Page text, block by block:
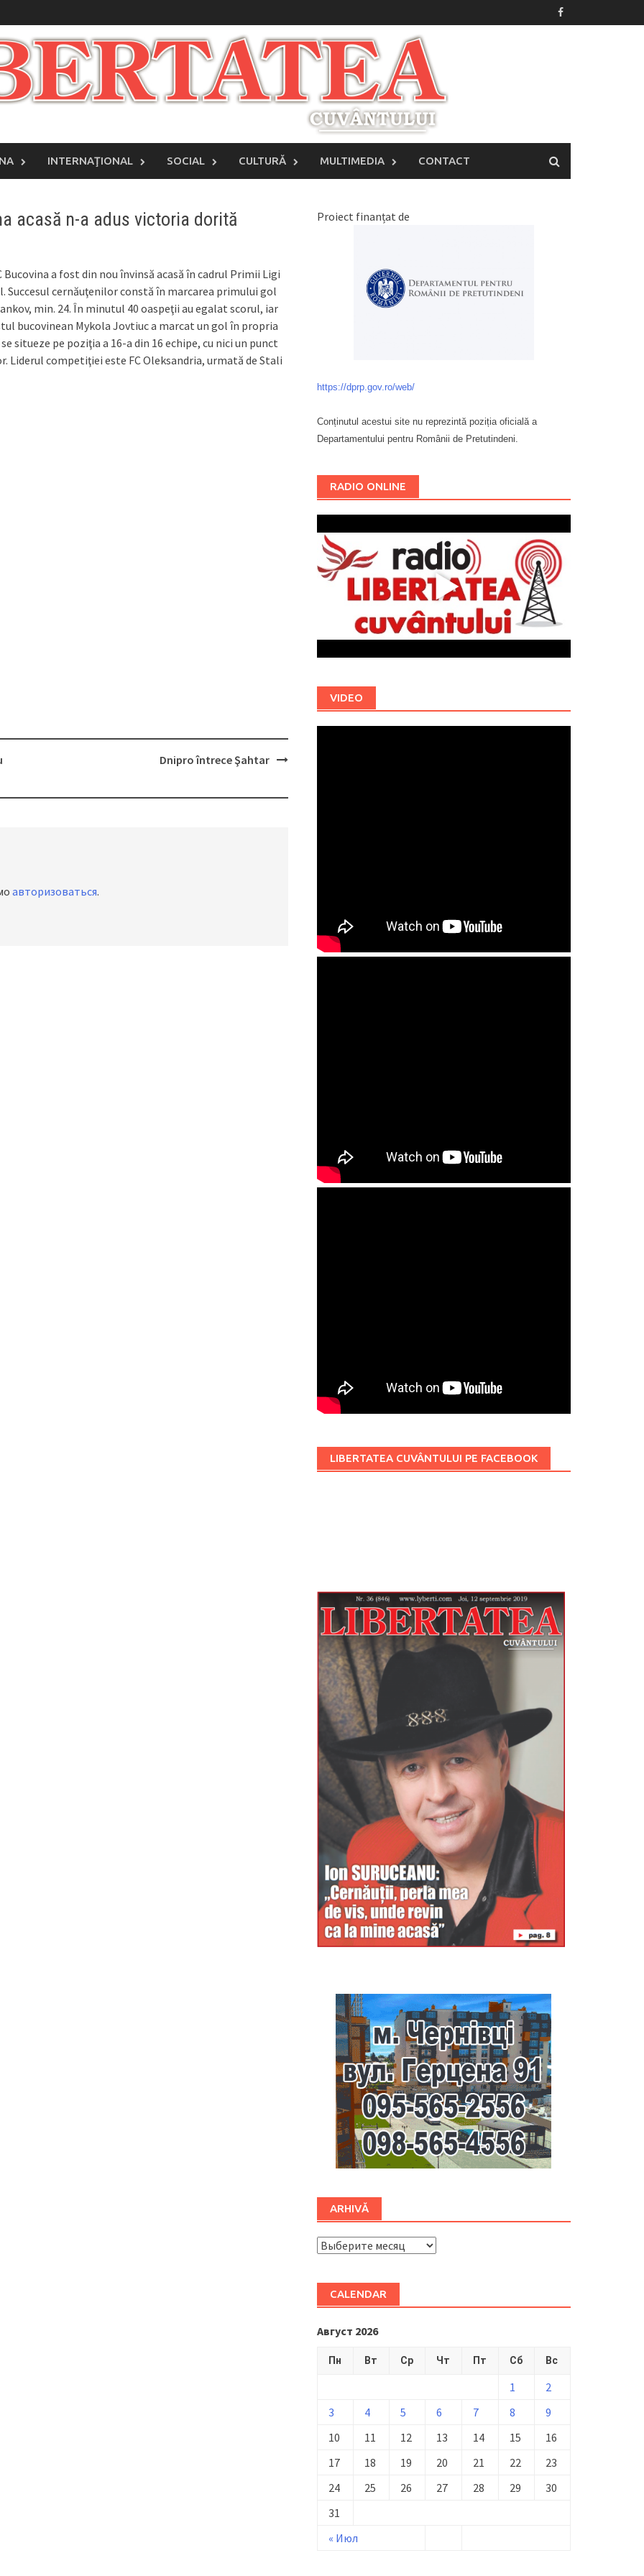
INTERNAŢIONAL SOCIAL CULTURĂ MULTIMEDIA CONTACT
acasă n-a adus victoria dorită
Bucovina a fost din nou învinsă acasă în cadrul Primii Ligi
Succesul cernăuţenilor constă în marcarea primului gol
min. 24. În minutul 40 oaspeţii au egalat scorul, iar
bucovinean Mykola Jovtiuc a marcat un gol în propria
situeze pe poziţia a 16-a din 16 echipe, cu nici un punct
Liderul competiţiei este FC Oleksandria, urmată de Stali
Dnipro întrece Şahtar
авторизоваться.
Proiect finanțat de
https://dprp.gov.ro/web/
Conținutul acestui site nu reprezintă poziția oficială a
Departamentului pentru Românii de Pretutindeni.
RADIO ONLINE
VIDEO
LIBERTATEA CUVÂNTULUI PE FACEBOOK
ARHIVĂ
ARHIVĂ
CALENDAR
Август 2026
Пн Вт Ср Чт Пт Сб Вс
« Июл
1
2
3
4 5 6 7 8
9
10
11 12 13 14 15
16
17
18 19 20 21 22
23
24
25 26 27 28 29
30
31